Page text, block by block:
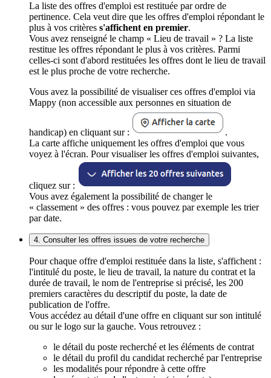
La liste des offres d'emploi est restituée par ordre de
pertinence. Cela veut dire que les offres d'emploi répondant le
plus à vos critères s'affichent en premier.
Vous avez renseigné le champ « Lieu de travail » ? La liste
restitue les offres répondant le plus à vos critères. Parmi
celles-ci sont d'abord restituées les offres dont le lieu de travail
est le plus proche de votre recherche.
Vous avez la possibilité de visualiser ces offres d'emploi via
Mappy (non accessible aux personnes en situation de
handicap) en cliquant sur :
.
La carte affiche uniquement les offres d'emploi que vous
voyez à l'écran. Pour visualiser les offres d'emploi suivantes,
cliquez sur :
Vous avez également la possibilité de changer le
« classement » des offres : vous pouvez par exemple les trier
par date.
4. Consulter les offres issues de votre recherche
Pour chaque offre d'emploi restituée dans la liste, s'affichent :
l'intitulé du poste, le lieu de travail, la nature du contrat et la
durée de travail, le nom de l'entreprise si précisé, les 200
premiers caractères du descriptif du poste, la date de
publication de l'offre.
Vous accédez au détail d'une offre en cliquant sur son intitulé
ou sur le logo sur la gauche. Vous retrouvez :
le détail du poste recherché et les éléments de contrat
le détail du profil du candidat recherché par l'entreprise
les modalités pour répondre à cette offre